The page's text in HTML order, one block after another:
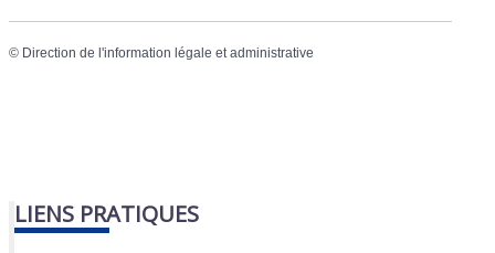
© Direction de l'information légale et administrative
LIENS PRATIQUES